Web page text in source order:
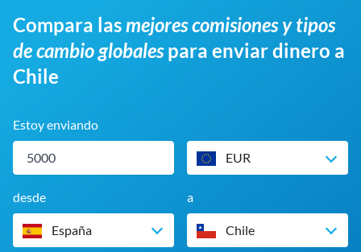
Compara lasmejores comisiones y tipos
de cambio globalespara enviar dinero a
Chile
Estoy enviando
EUR
desde
España
a
Chile